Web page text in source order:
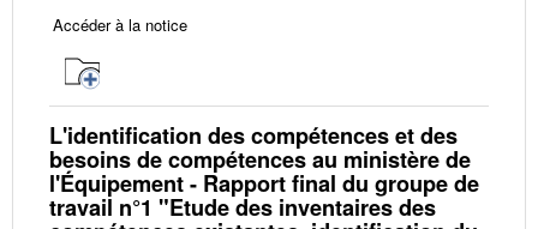
Accéder à la notice
L'identification des compétences et des
besoins de compétences au ministère de
l'Équipement - Rapport final du groupe de
travail n°1 "Etude des inventaires des